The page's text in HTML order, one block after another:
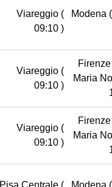
Viareggio (
09:10 )
Modena
Viareggio (
09:10 )
Maria
Viareggio (
09:10 )
Maria
Pisa Centrale (
Modena